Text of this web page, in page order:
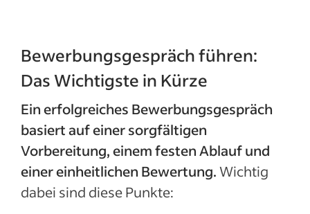
Bewerbungsgespräch führen:
Das Wichtigste in Kürze
Ein erfolgreiches Bewerbungsgespräch
basiert auf einer sorgfältigen
Vorbereitung, einem festen Ablauf und
einer einheitlichen Bewertung.Wichtig
dabei sind diese Punkte: